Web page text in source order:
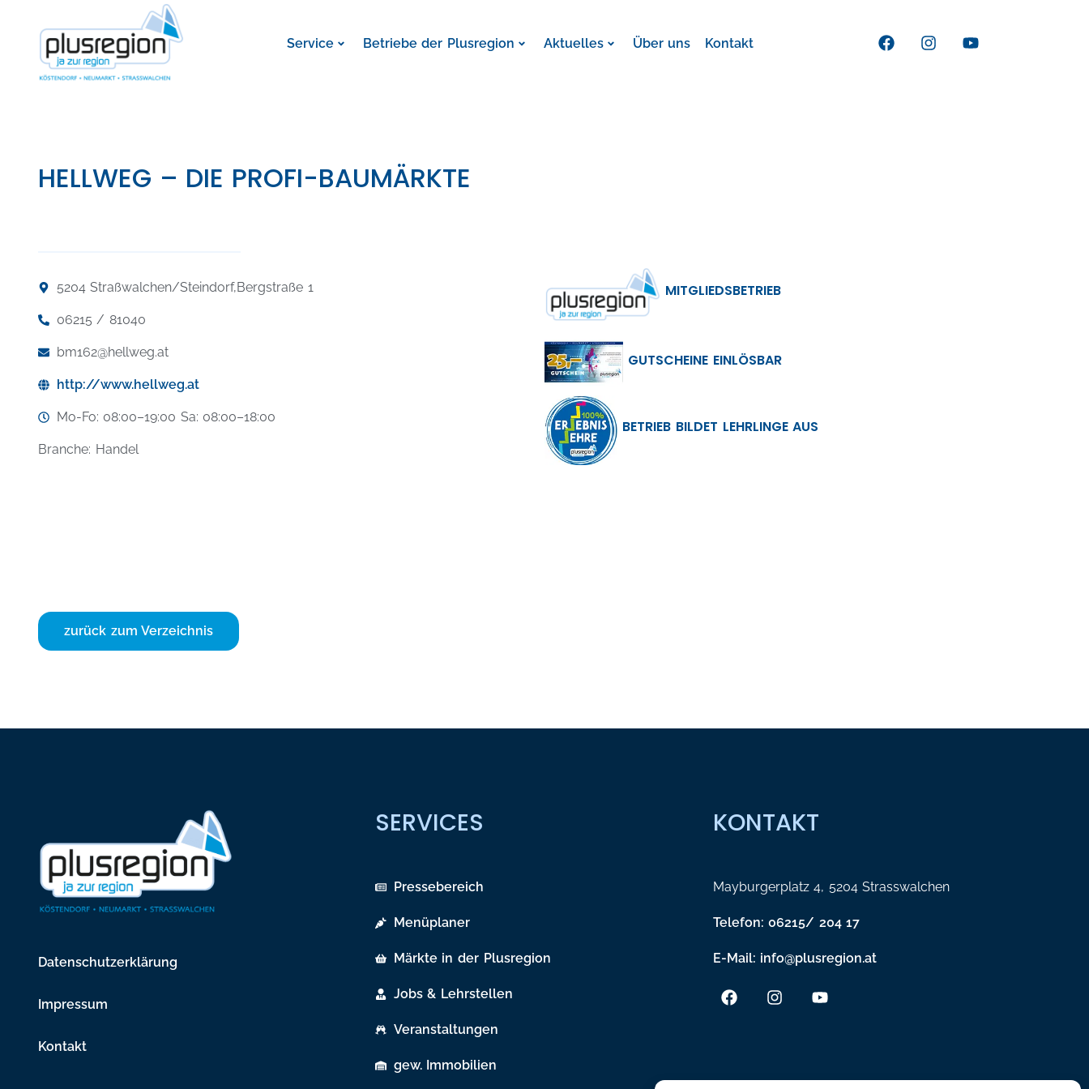
Service Betriebe der Plusregion Aktuelles Über uns Kontakt
HELLWEG – DIE PROFI-BAUMÄRKTE
5204 Straßwalchen/Steindorf,Bergstraße 1
06215 / 81040
bm162@hellweg.at
http://www.hellweg.at
Mo-Fo: 08:00–19:00 Sa: 08:00–18:00
Branche: Handel
MITGLIEDSBETRIEB
GUTSCHEINE EINLÖSBAR
BETRIEB BILDET LEHRLINGE AUS
zurück zum Verzeichnis
Datenschutzerklärung
Impressum
Kontakt
SERVICES
Pressebereich
Menüplaner
Märkte in der Plusregion
Jobs & Lehrstellen
Veranstaltungen
gew. Immobilien
KONTAKT
Mayburgerplatz 4, 5204 Strasswalchen
Telefon: 06215/ 204 17
E-Mail: info@plusregion.at